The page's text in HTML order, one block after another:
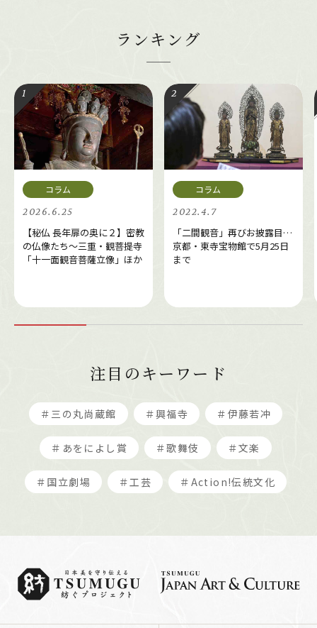
ランキング
2026.6.25
【秘仏 長年扉の奥に２】密教
の仏像たち～三重・観菩提寺
「十一面観音菩薩立像」ほか
2022.4.7
「二間観音」再びお披露目…
京都・東寺宝物館で5月25日
まで
注目のキーワード
＃三の丸尚蔵館 ＃興福寺 ＃伊藤若冲
＃あをによし賞 ＃歌舞伎 ＃文楽
＃国立劇場 ＃工芸 ＃Action!伝統文化